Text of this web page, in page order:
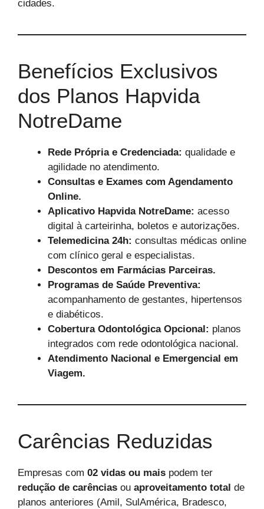
cidades.
Benefícios Exclusivos
dos Planos Hapvida
NotreDame
Rede Própria e Credenciada: qualidade e
agilidade no atendimento.
Consultas e Exames com Agendamento
Online.
Aplicativo Hapvida NotreDame: acesso
digital à carteirinha, boletos e autorizações.
Telemedicina 24h: consultas médicas online
com clínico geral e especialistas.
Descontos em Farmácias Parceiras.
Programas de Saúde Preventiva:
acompanhamento de gestantes, hipertensos
e diabéticos.
Cobertura Odontológica Opcional: planos
integrados com rede odontológica nacional.
Atendimento Nacional e Emergencial em
Viagem.
Carências Reduzidas
Empresas com 02 vidas ou mais podem ter
redução de carências ou aproveitamento total de
planos anteriores (Amil, SulAmérica, Bradesco,